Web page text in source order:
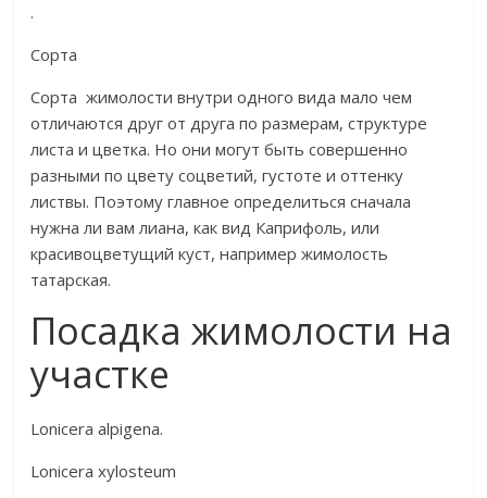
.​
​Сорта​
​Сорта жимолости внутри одного вида мало чем
отличаются друг от друга по размерам, структуре
листа и цветка. Но они могут быть совершенно
разными по цвету соцветий, густоте и оттенку
листвы. Поэтому главное определиться сначала
нужна ли вам лиана, как вид Каприфоль, или
красивоцветущий куст, например жимолость
татарская.​
Посадка жимолости на
участке
​Lonicera alpigena. ​
​Lonicera xylosteum​